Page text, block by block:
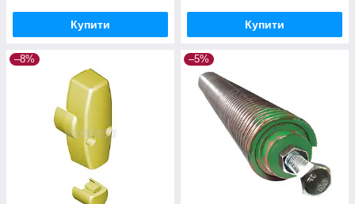
Купити Купити
–8% –5%